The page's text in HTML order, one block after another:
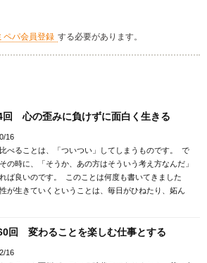
ペパ会員登録 する必要があります。
回 心の歪みに負けずに面白く生きる
16
べることは、「ついつい」してしまうものです。 で
の時に、「そうか、あの方はそういう考え方なんだ」
ば良いのです。 このことは何度も書いてきました
が生きていくということは、毎日がひねたり、妬ん
回 変わることを楽しむ仕事とする
16